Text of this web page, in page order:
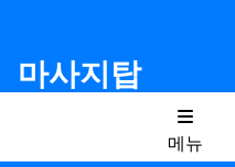
마사지탑
메뉴